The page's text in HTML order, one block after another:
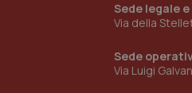
Sede legale
Via della
Sede
Via Luigi
Nome
_ga_0VMQEQKQ1N
Nome